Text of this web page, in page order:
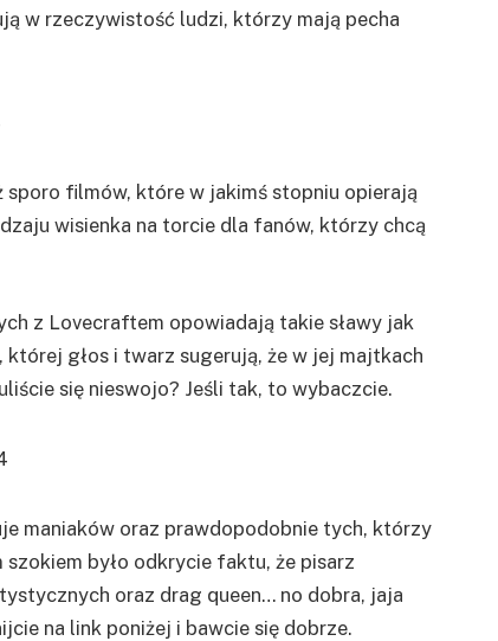
w rzeczywistość ludzi, którzy mają pecha
sporo filmów, które w jakimś stopniu opierają
wisienka na torcie dla fanów, którzy chcą
z Lovecraftem opowiadają takie sławy jak
której głos i twarz sugerują, że w jej majtkach
się nieswojo? Jeśli tak, to wybaczcie.
maniaków oraz prawdopodobnie tych, którzy
było odkrycie faktu, że pisarz
oraz drag queen… no dobra, jaja
na link poniżej i bawcie się dobrze.